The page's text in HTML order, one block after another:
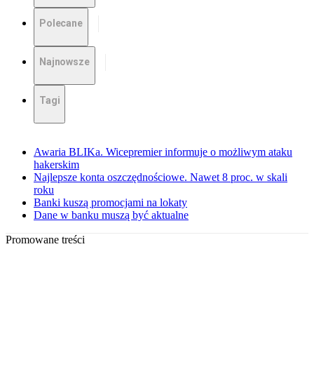
Polecane
Najnowsze
Tagi
Awaria BLIKa. Wicepremier informuje o możliwym ataku
hakerskim
Najlepsze konta oszczędnościowe. Nawet 8 proc. w skali
roku
Banki kuszą promocjami na lokaty
Dane w banku muszą być aktualne
Promowane treści